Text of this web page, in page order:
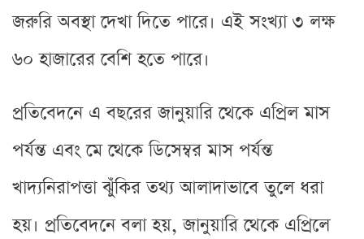
জরুরি অবস্থা দেখা দিতে পারে। এই সংখ্যা ৩ লক্ষ
৬০ হাজারের বেশি হতে পারে।
প্রতিবেদনে এ বছরের জানুয়ারি থেকে এপ্রিল মাস
পর্যন্ত এবং মে থেকে ডিসেম্বর মাস পর্যন্ত
খাদ্যনিরাপত্তা ঝুঁকির তথ্য আলাদাভাবে তুলে ধরা
হয়। প্রতিবেদনে বলা হয়, জানুয়ারি থেকে এপ্রিলে